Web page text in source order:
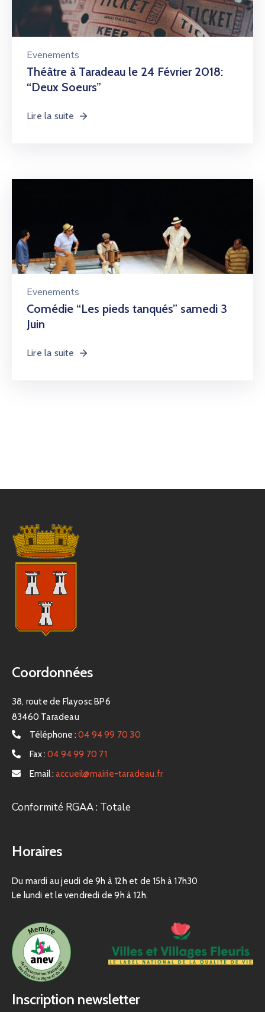
Evenements
Théâtre à Taradeau le 24 Février 2018:
“Deux Soeurs”
Lire la suite
Evenements
Comédie “Les pieds tanqués” samedi 3
Juin
Lire la suite
Coordonnées
38, route de Flayosc BP6
83460 Taradeau
Téléphone : 04 94 99 70 30
Fax : 04 94 99 70 71
Email : accueil@mairie-taradeau.fr
Conformité RGAA : Totale
Horaires
Du mardi au jeudi de 9h à 12h et de 15h à 17h30
Le lundi et le vendredi de 9h à 12h.
Inscription newsletter